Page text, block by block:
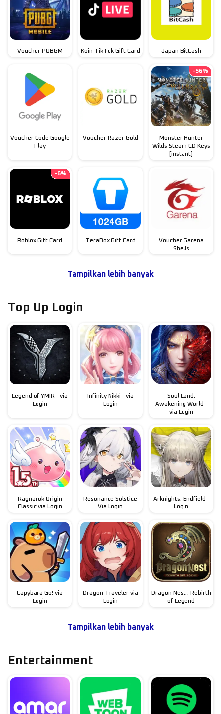
Voucher PUBGM Koin TikTok Gift Card Japan BitCash
Voucher Code Google
Play
Voucher Razer Gold
-56%
Monster Hunter
Wilds Steam CD Keys
[instant]
-6%
Roblox Gift Card TeraBox Gift Card
Voucher Garena
Shells
Tampilkan lebih banyak
Top Up Login
Legend of YMIR - via
Login
Infinity Nikki - via
Login
Soul Land:
Awakening World -
via Login
Ragnarok Origin
Classic via Login
Resonance Solstice
Via Login
Arknights: Endfield -
Login
Capybara Go! via
Login
Dragon Traveler via
Login
Dragon Nest : Rebirth
of Legend
Tampilkan lebih banyak
Entertainment